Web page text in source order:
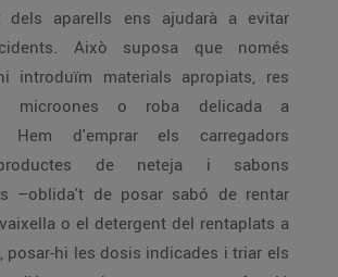
dels aparells ens ajudarà a evitar
materials apropiats, res
microones o roba delicada a
de neteja i sabons
–oblida't de posar sabó de rentar
del rentaplats a
les dosis indicades i triar els